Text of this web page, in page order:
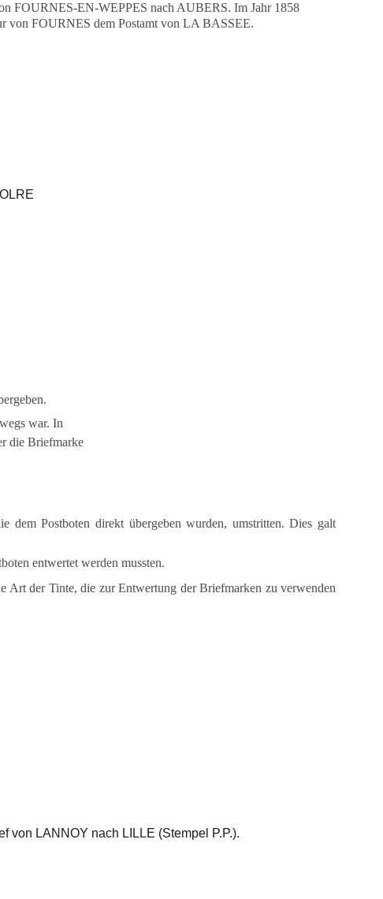
FOURNES-EN-WEPPES nach AUBERS. Im Jahr 1858
von FOURNES dem Postamt von LA BASSEE.
war. In
die Briefmarke
dem Postboten direkt übergeben wurden, umstritten. Dies galt
entwertet werden mussten.
Art der Tinte, die zur Entwertung der Briefmarken zu verwenden